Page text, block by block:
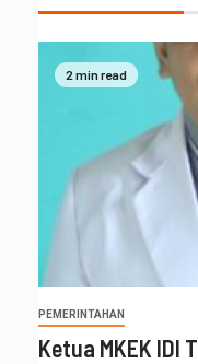
2 min read
PEMERINTAHAN
Ketua MKEK IDI